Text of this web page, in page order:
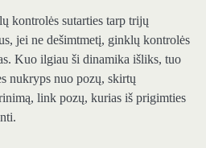
kontrolės sutarties tarp trijų
jei ne dešimtmetį, ginklų kontrolės
Kuo ilgiau ši dinamika išliks, tuo
nukryps nuo pozų, skirtų
link pozų, kurias iš prigimties